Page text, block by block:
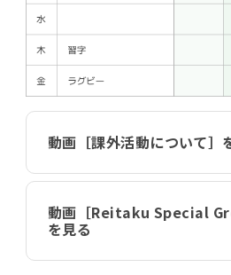
動画［課外活動について］
動画［Reitaku Special
を見る